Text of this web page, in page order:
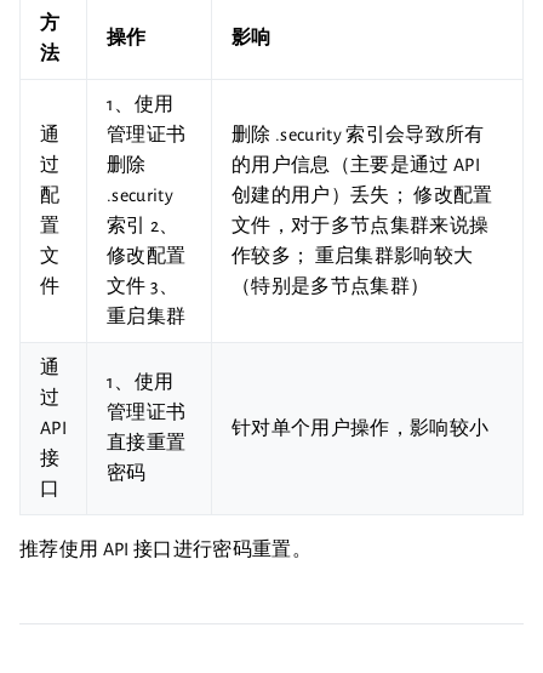
方
法
操作 影响
通
过
配
置
文
件
1、使用
管理证书
删除
.security
索引 2、
修改配置
文件 3、
重启集群
删除 .security 索引会导致所有
的用户信息（主要是通过 API
创建的用户）丢失； 修改配置
文件，对于多节点集群来说操
作较多； 重启集群影响较大
（特别是多节点集群）
通
过
API
接
口
1、使用
管理证书
直接重置
密码
针对单个用户操作，影响较小
推荐使用 API 接口进行密码重置。